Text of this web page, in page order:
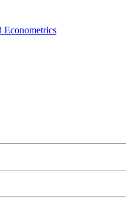
Econometrics